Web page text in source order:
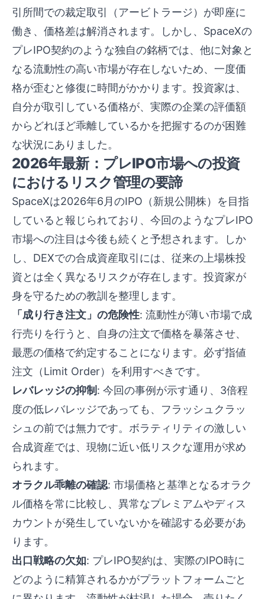
引所間での裁定取引（アービトラージ）が即座に
働き、価格差は解消されます。しかし、SpaceXの
プレIPO契約のような独自の銘柄では、他に対象と
なる流動性の高い市場が存在しないため、一度価
格が歪むと修復に時間がかかります。投資家は、
自分が取引している価格が、実際の企業の評価額
からどれほど乖離しているかを把握するのが困難
な状況にありました。
2026年最新：プレIPO市場への投資
におけるリスク管理の要諦
SpaceXは2026年6月のIPO（新規公開株）を目指
していると報じられており、今回のようなプレIPO
市場への注目は今後も続くと予想されます。しか
し、DEXでの合成資産取引には、従来の上場株投
資とは全く異なるリスクが存在します。投資家が
身を守るための教訓を整理します。
「成り行き注文」の危険性: 流動性が薄い市場で成
行売りを行うと、自身の注文で価格を暴落させ、
最悪の価格で約定することになります。必ず指値
注文（Limit Order）を利用すべきです。
レバレッジの抑制 : 今回の事例が示す通り、3倍程
度の低レバレッジであっても、フラッシュクラッ
シュの前では無力です。ボラティリティの激しい
合成資産では、現物に近い低リスクな運用が求め
られます。
オラクル乖離の確認: 市場価格と基準となるオラク
ル価格を常に比較し、異常なプレミアムやディス
カウントが発生していないかを確認する必要があ
ります。
出口戦略の欠如: プレIPO契約は、実際のIPO時に
どのように精算されるかがプラットフォームごと